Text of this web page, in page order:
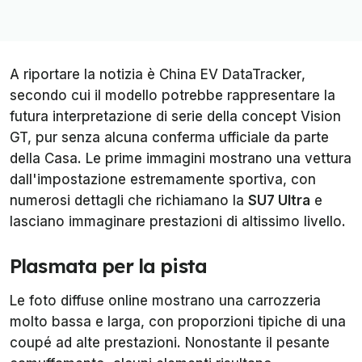
A riportare la notizia è China EV DataTracker,
secondo cui il modello potrebbe rappresentare la
futura interpretazione di serie della concept Vision
GT, pur senza alcuna conferma ufficiale da parte
della Casa. Le prime immagini mostrano una vettura
dall'impostazione estremamente sportiva, con
numerosi dettagli che richiamano la SU7 Ultra e
lasciano immaginare prestazioni di altissimo livello.
Plasmata per la pista
Le foto diffuse online mostrano una carrozzeria
molto bassa e larga, con proporzioni tipiche di una
coupé ad alte prestazioni. Nonostante il pesante